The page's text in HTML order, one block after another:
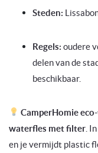
Steden:
Regels: oudere
delen van de
beschikbaar.
CamperHomie
waterfles met filter .
en je vermijdt plastic